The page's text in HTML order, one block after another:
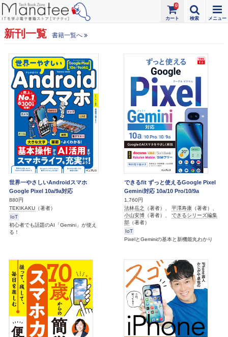
0
新刊一覧 書籍一覧へ
世界一やさしいAndroidスマホ
Google Pixel 10a/9a対応
880円
TEKIKAKU （著者）
IoT
初心者でも話題のAI「Gemini」が使え
る！
できるfit ずっと使えるGoogle Pixel
Gemini対応 10a/10 Pro/10/9a
1,760円
法林岳之 （著者）、 平澤寿康 （著者）、
小山安博 （著者）、 できるシリーズ編集
部 （著者）
IoT
PixelとGeminiの基本と新機能丸わかり